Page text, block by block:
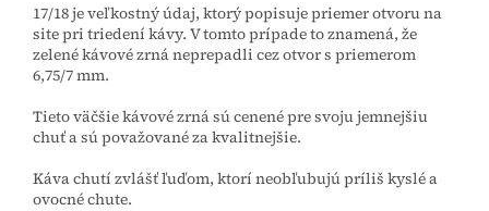
17/18 je veľkostný údaj, ktorý popisuje priemer otvoru na
site pri triedení kávy. V tomto prípade to znamená, že
zelené kávové zrná neprepadli cez otvor s priemerom
6,75/7 mm.
Tieto väčšie kávové zrná sú cenené pre svoju jemnejšiu
chuť a sú považované za kvalitnejšie.
Káva chutí zvlášť ľuďom, ktorí neobľubujú príliš kyslé a
ovocné chute.